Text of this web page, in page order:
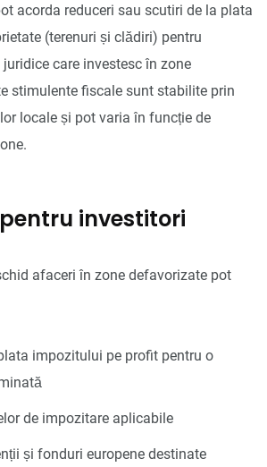
acorda reduceri sau scutiri de la plata
(terenuri și clădiri) pentru
care investesc în zone
stimulente fiscale sunt stabilite prin
locale și pot varia în funcție de
investitori
afaceri în zone defavorizate pot
impozitului pe profit pentru o
de impozitare aplicabile
și fonduri europene destinate